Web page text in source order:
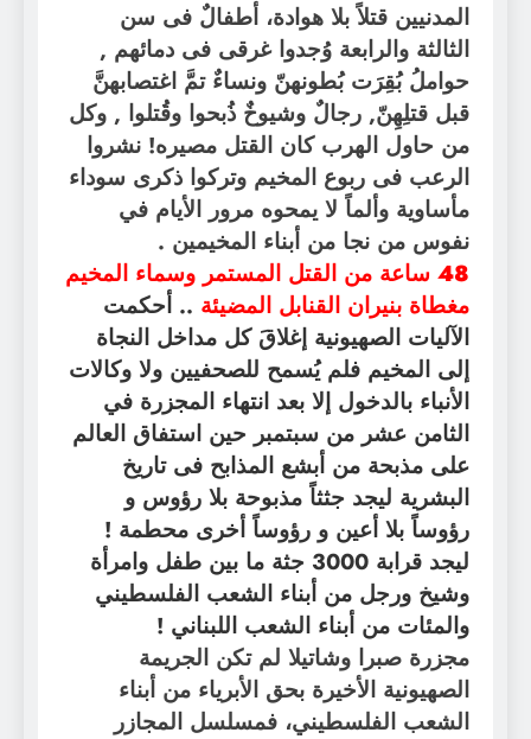
المدنيين قتلاً بلا هوادة، أطفالٌ فى سن
الثالثة والرابعة وُجدوا غرقى فى دمائهم ,
حواملُ بُقِرَت بُطونهنّ ونساءٌ تمَّ اغتصابهنَّ
قبل قتلِهِنّ, رجالٌ وشيوخٌ ذُبحوا وقُتلوا , وكل
من حاول الهرب كان القتل مصيره! نشروا
الرعب فى ربوع المخيم وتركوا ذكرى سوداء
مأساوية وألماً لا يمحوه مرور الأيام في
نفوس من نجا من أبناء المخيمين .
48 ساعة من القتل المستمر وسماء المخيم
مغطاة بنيران القنابل المضيئة .. أحكمت
الآليات الصهيونية إغلاقَ كل مداخل النجاة
إلى المخيم فلم يُسمح للصحفيين ولا وكالات
الأنباء بالدخول إلا بعد انتهاء المجزرة في
الثامن عشر من سبتمبر حين استفاق العالم
على مذبحة من أبشع المذابح فى تاريخ
البشرية ليجد جثثاً مذبوحة بلا رؤوس و
رؤوساً بلا أعين و رؤوساً أخرى محطمة !
ليجد قرابة 3000 جثة ما بين طفل وامرأة
وشيخ ورجل من أبناء الشعب الفلسطيني
والمئات من أبناء الشعب اللبناني !
مجزرة صبرا وشاتيلا لم تكن الجريمة
الصهيونية الأخيرة بحق الأبرياء من أبناء
الشعب الفلسطيني، فمسلسل المجازر